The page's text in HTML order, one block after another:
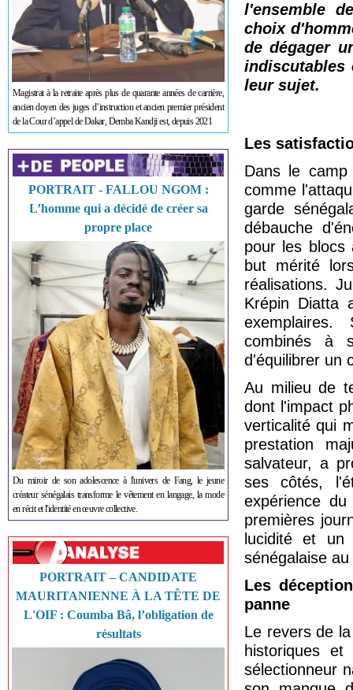
Magistrat à la retraite après plus de quarante années de carrière,
ancien doyen des juges d’instruction et ancien premier président
de la Cour d’appel de Dakar, Demba Kandji est, depuis 2021
PORTRAIT - FALLOU NGOM :
L’homme qui a décidé de créer sa
propre place
Du miroir de son adolescence à l'univers de Fang, le jeune
créateur sénégalais transforme le vêtement en langage, la mode
en récit et l'identité en œuvre collective.
PORTRAIT – CANDIDATE
MAURITANIENNE À LA TÊTE DE
L'OIF : Coumba Bâ, l’obligation de
résultats
l'ensemble
choix
de dégager
indiscutables
leur sujet.
Les
Dans le
comme
garde
débauche
pour les blocs
but mérité
réalisations.
Krépin Diatta
combinés à
d'équilibrer un
Au milieu de
dont l'impact
verticalité qui
prestation
salvateur, a
ses côtés,
expérience
premières
lucidité et un
sénégalaise
Les
panne
Le revers de
historiques
sélectionneur